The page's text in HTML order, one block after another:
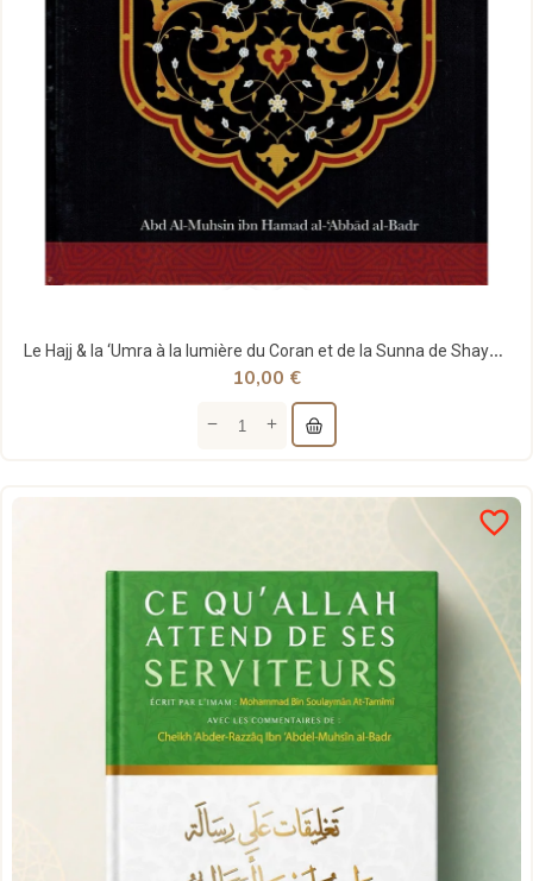
Le Hajj & la ‘Umra à la lumière du Coran et de la Sunna de Shaykh Abd Ar-Razzâq ibn 'Abd...
10,00 €
favorite_border